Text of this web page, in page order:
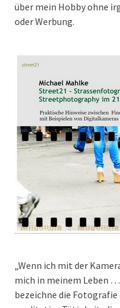
über mein Hobby ohne
oder Werbung.
„Wenn ich mit der
mich in meinem Leben
bezeichne die